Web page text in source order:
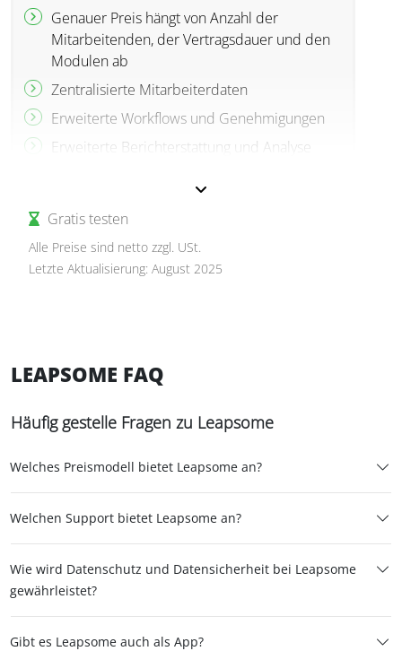
Genauer Preis hängt von Anzahl der
Mitarbeitenden, der Vertragsdauer und den
Modulen ab
Zentralisierte Mitarbeiterdaten
Erweiterte Workflows und Genehmigungen
Erweiterte Berichterstattung und Analyse
Gehaltsabrechnung
Gratis testen
Alle Preise sind netto zzgl. USt.
Letzte Aktualisierung: August 2025
LEAPSOME FAQ
Häufig gestelle Fragen zu Leapsome
Welches Preismodell bietet Leapsome an?
Welchen Support bietet Leapsome an?
Wie wird Datenschutz und Datensicherheit bei Leapsome
gewährleistet?
Gibt es Leapsome auch als App?